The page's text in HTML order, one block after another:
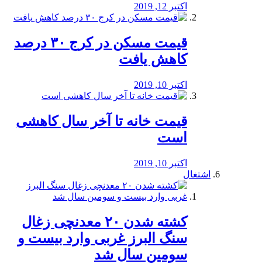
اکتبر 12, 2019
️قیمت مسکن در کرج ۳۰ درصد
کاهش یافت
اکتبر 10, 2019
قیمت خانه تا آخر سال کاهشی
است
اکتبر 10, 2019
اشتغال
کشته شدن ۲۰ معدنچی زغال
سنگ البرز غربی وارد بیست و
سومین سال شد